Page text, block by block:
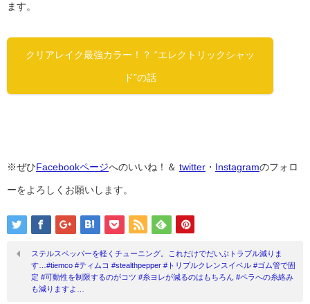
ます。
クリアレイク最強カラー！？ “エレクトリックシャッ
ド”の話
※ぜひFacebookページへのいいね！＆ twitter ・ Instagramのフォロ
ーをよろしくお願いします。
ステルスペッパーを軽くチューニング。これだけでだいぶトラブル減りま
す…#tiemco #ティムコ #stealthpepper #トリプルクレンスイベル #ゴム管で固
定 #可動性を制限するのがコツ #糸ヨレが減るのはもちろん #ペラへの糸絡み
も減りますよ…